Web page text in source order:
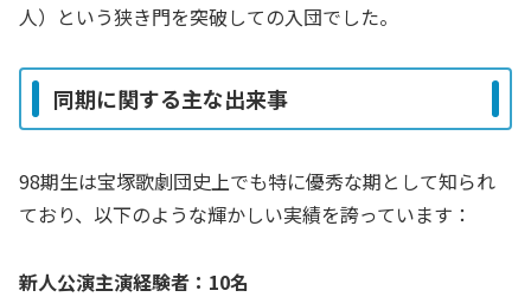
人）という狭き門を突破しての入団でした。
同期に関する主な出来事
98期生は宝塚歌劇団史上でも特に優秀な期として知られ
ており、以下のような輝かしい実績を誇っています：
新人公演主演経験者：10名